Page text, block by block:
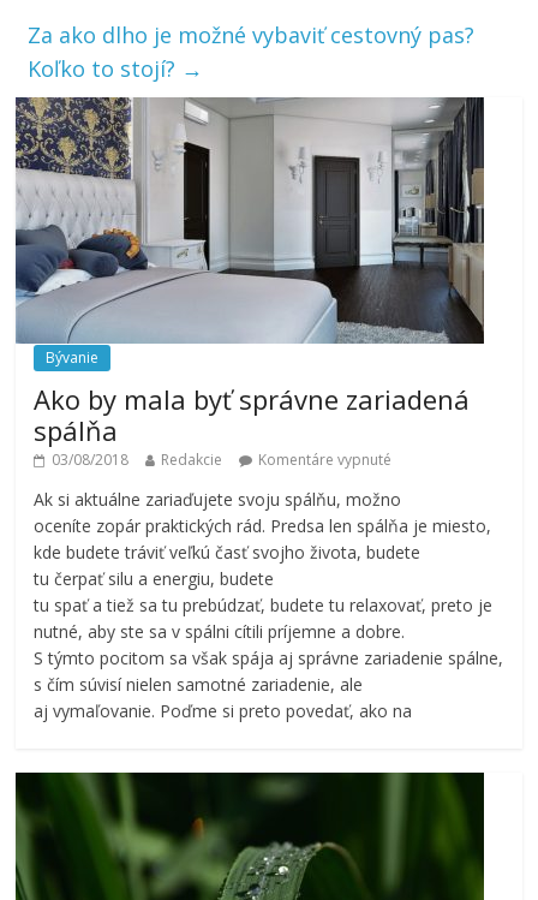
Za ako dlho je možné vybaviť cestovný pas?
Koľko to stojí? →
Bývanie
Ako by mala byť správne zariadená
spálňa
03/08/2018 Redakcie Komentáre vypnuté
Ak si aktuálne zariaďujete svoju spálňu, možno
oceníte zopár praktických rád. Predsa len spálňa je miesto,
kde budete tráviť veľkú časť svojho života, budete
tu čerpať silu a energiu, budete
tu spať a tiež sa tu prebúdzať, budete tu relaxovať, preto je
nutné, aby ste sa v spálni cítili príjemne a dobre.
S týmto pocitom sa však spája aj správne zariadenie spálne,
s čím súvisí nielen samotné zariadenie, ale
aj vymaľovanie. Poďme si preto povedať, ako na